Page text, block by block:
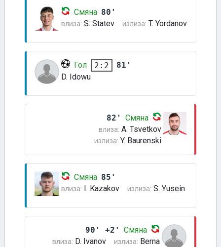
Смяна 80'
влиза: S. Statev излиза: T. Yordanov
Гол 2:2
81'
D. Idowu
82' Смяна
влиза: A. Tsvetkov
излиза: Y. Baurenski
Смяна 85'
влиза: I. Kazakov излиза: S. Yusein
90' +2' Смяна
влиза: D. Ivanov излиза: Berna